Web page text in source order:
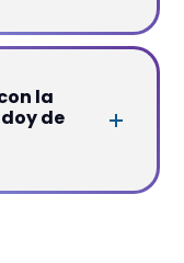
la
de